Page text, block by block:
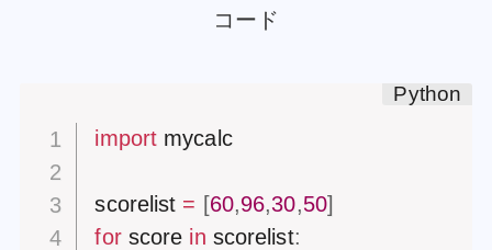
コード
import mycalc
scorelist = [60,96,30,50]
for score in scorelist: